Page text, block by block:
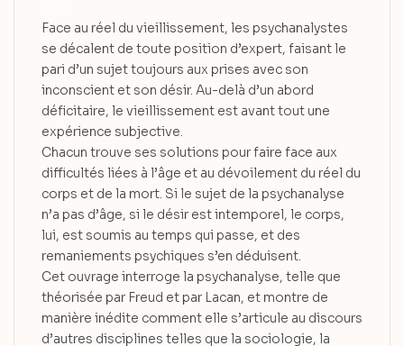
Face au réel du vieillissement, les psychanalystes
se décalent de toute position d’expert, faisant le
pari d’un sujet toujours aux prises avec son
inconscient et son désir. Au-delà d’un abord
déficitaire, le vieillissement est avant tout une
expérience subjective.
Chacun trouve ses solutions pour faire face aux
difficultés liées à l’âge et au dévoilement du réel du
corps et de la mort. Si le sujet de la psychanalyse
n’a pas d’âge, si le désir est intemporel, le corps,
lui, est soumis au temps qui passe, et des
remaniements psychiques s’en déduisent.
Cet ouvrage interroge la psychanalyse, telle que
théorisée par Freud et par Lacan, et montre de
manière inédite comment elle s’articule au discours
d’autres disciplines telles que la sociologie, la